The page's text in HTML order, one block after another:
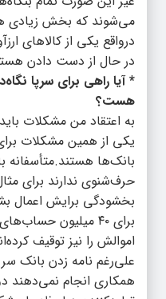
می‌شوند که بخش زیادی
درواقع یکی از کالاهای
در حال از دست دادن
* آیا راهی برای سرپا
هست؟
به اعتقاد من مشکلات
یکی از همین مشکلات
بانک‌ها
حرف‌شنوی ندارند برای
بخشودگی برایش اعمال
برای ۴۰ میلیون
اموالش را نیز توقیف
علی‌رغم نامه زدن بانک
همکاری انجام نمی‌دهند